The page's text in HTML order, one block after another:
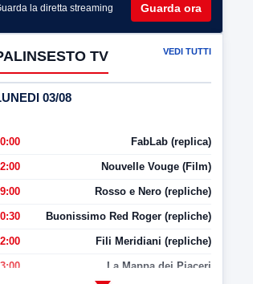
la diretta streaming Guarda ora
TV VEDI TUTTI
03/08
FabLab (replica)
Nouvelle Vouge (Film)
Rosso e Nero (repliche)
Buonissimo Red Roger (repliche)
Fili Meridiani (repliche)
La Mappa dei Piaceri